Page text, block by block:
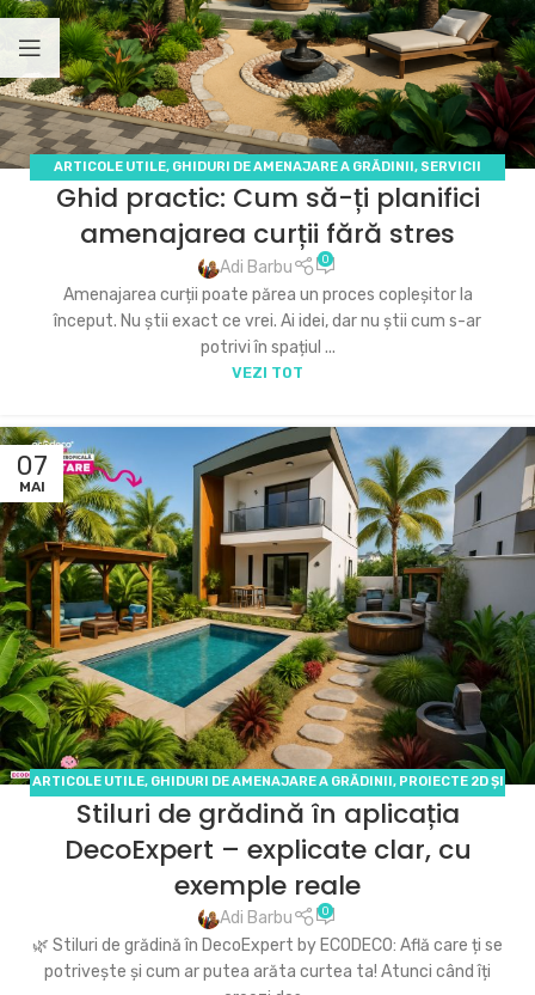
ARTICOLE UTILE, GHIDURI DE AMENAJARE A GRĂDINII, SERVICII
ECODECO,SFATURI PRACTICE ȘI DIY (DO IT YOURSELF)
Ghid practic: Cum să-ți planifici
amenajarea curții fără stres
Adi Barbu 0
Amenajarea curții poate părea un proces copleșitor la
început. Nu știi exact ce vrei. Ai idei, dar nu știi cum s-ar
potrivi în spațiul ...
VEZI TOT
07
MAI
ARTICOLE UTILE, GHIDURI DE AMENAJARE A GRĂDINII , PROIECTE 2D ȘI
3D
Stiluri de grădină în aplicația
DecoExpert – explicate clar, cu
exemple reale
Adi Barbu 0
🌿 Stiluri de grădină în DecoExpert by ECODECO: Află care ți se
potrivește și cum ar putea arăta curtea ta! Atunci când îți